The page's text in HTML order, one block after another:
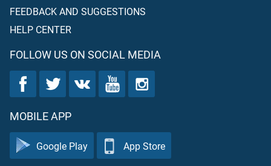
FEEDBACK AND SUGGESTIONS
HELP CENTER
FOLLOW US ON SOCIAL MEDIA
MOBILE APP
Google Play App Store